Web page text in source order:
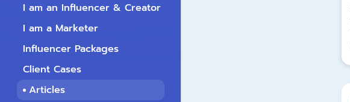
I am an Influencer & Creator
I am a Marketer
Influencer Packages
Client Cases
Articles